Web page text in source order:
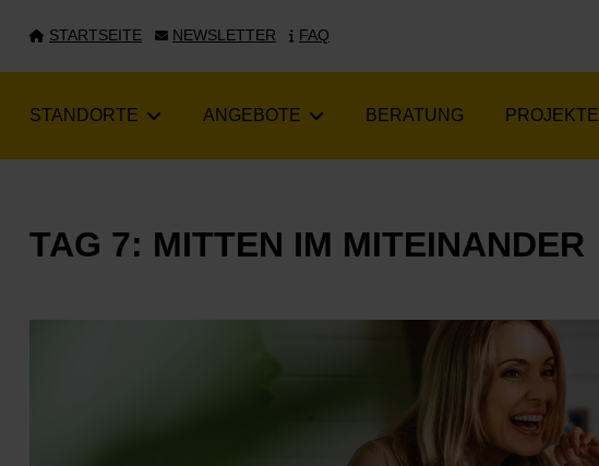
STARTSEITE NEWSLETTER FAQ
STANDORTE ANGEBOTE BERATUNG PROJEKTE
TAG 7: MITTEN IM MITEINANDER